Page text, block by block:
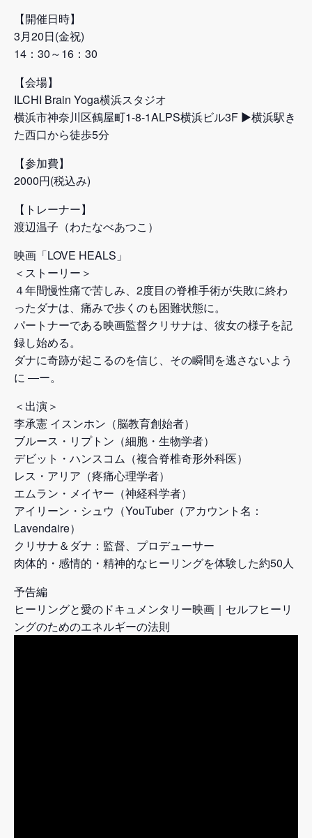
【開催日時】
3月20日(金祝)
14：30～16：30
【会場】
ILCHI Brain Yoga横浜スタジオ
横浜市神奈川区鶴屋町1-8-1ALPS横浜ビル3F ▶横浜駅き
た西口から徒歩5分
【参加費】
2000円(税込み)
【トレーナー】
渡辺温子（わたなべあつこ）
映画「LOVE HEALS」
＜ストーリー＞
４年間慢性痛で苦しみ、2度目の脊椎手術が失敗に終わ
ったダナは、痛みで歩くのも困難状態に。
パートナーである映画監督クリサナは、彼女の様子を記
録し始める。
ダナに奇跡が起こるのを信じ、その瞬間を逃さないよう
に ―ー。
＜出演＞
李承憲 イスンホン（脳教育創始者）
ブルース・リプトン（細胞・生物学者）
デビット・ハンスコム（複合脊椎奇形外科医）
レス・アリア（疼痛心理学者）
エムラン・メイヤー（神経科学者）
アイリーン・シュウ（YouTuber（アカウント名：
Lavendaire）
クリサナ＆ダナ：監督、プロデューサー
肉体的・感情的・精神的なヒーリングを体験した約50人
予告編
ヒーリングと愛のドキュメンタリー映画｜セルフヒーリ
ングのためのエネルギーの法則